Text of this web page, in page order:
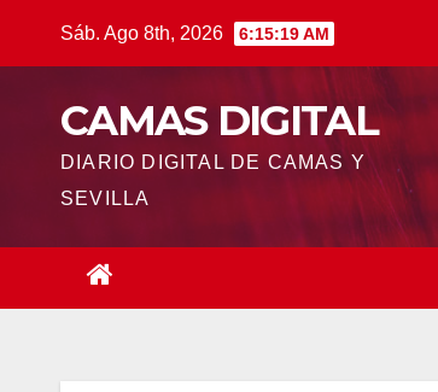
Sáb. Ago 8th, 2026 6:15:20 AM
CAMAS DIGITAL
DIARIO DIGITAL DE CAMAS Y
SEVILLA